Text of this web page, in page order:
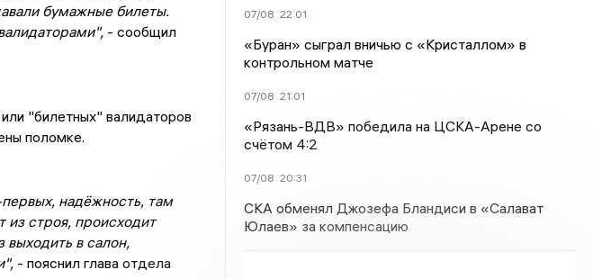
бумажные билеты.
- сообщил
"билетных" валидаторов
поломке.
надёжность, там
из строя, происходит
в салон,
- пояснил глава отдела
07/08 22:01
«Буран» сыграл вничью с «Кристаллом» в
контрольном матче
07/08 21:01
«Рязань-ВДВ» победила на ЦСКА-Арене со
счётом 4:2
07/08 20:31
СКА обменял Джозефа Бландиси в «Салават
Юлаев» за компенсацию